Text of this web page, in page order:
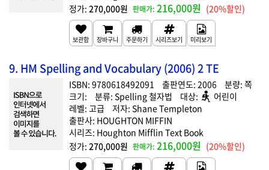
270,000원
216,000원 (20%할인)
9. HM Spelling and Vocabulary (2006) 2 TE
9780618492091
2006
Spelling 철자법
어린이
고급
Shane Templeton
HOUGHTON MIFFIN
Houghton Mifflin Text Book
270,000원
216,000원 (20%할인)